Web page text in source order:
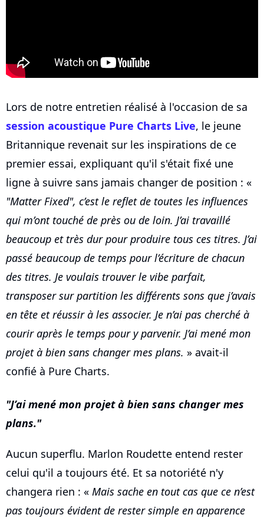
Lors de notre entretien réalisé à l'occasion de sa
session acoustique Pure Charts Live, le jeune
Britannique revenait sur les inspirations de ce
premier essai, expliquant qu'il s'était fixé une
ligne à suivre sans jamais changer de position : «
"Matter Fixed", c’est le reflet de toutes les influences
qui m’ont touché de près ou de loin. J’ai travaillé
beaucoup et très dur pour produire tous ces titres. J’ai
passé beaucoup de temps pour l’écriture de chacun
des titres. Je voulais trouver le vibe parfait,
transposer sur partition les différents sons que j’avais
en tête et réussir à les associer. Je n’ai pas cherché à
courir après le temps pour y parvenir. J’ai mené mon
projet à bien sans changer mes plans. » avait-il
confié à Pure Charts.
J’ai mené mon projet à bien sans changer mes
plans.
Aucun superflu. Marlon Roudette entend rester
celui qu'il a toujours été. Et sa notoriété n'y
changera rien : « Mais sache en tout cas que ce n’est
pas toujours évident de rester simple en apparence